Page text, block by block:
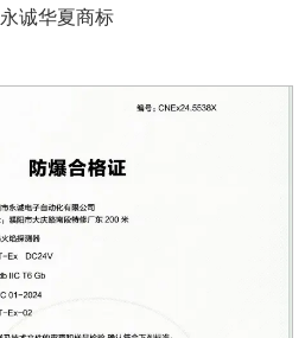
永诚华夏商标